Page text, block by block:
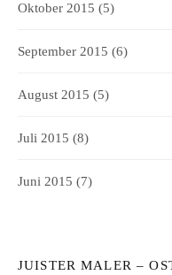
Oktober 2015 (5)
September 2015 (6)
August 2015 (5)
Juli 2015 (8)
Juni 2015 (7)
JUISTER MALER –